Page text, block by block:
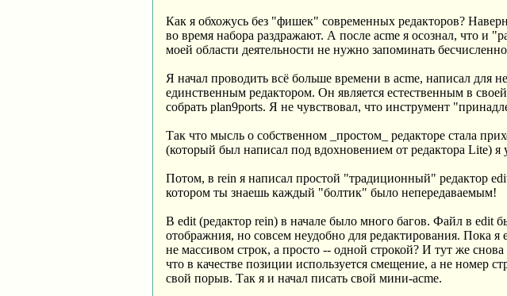
Как я обхожусь без "фишек" современных редакторов?
во время набора раздражают. А после acme я осознал, что и
моей области деятельности не нужно запоминать
Я начал проводить всё больше времени в acme, написал для
единственным редактором. Он является естественным в
собрать plan9ports. Я не чувствовал, что инструмент
Так что мысль о собственном _простом_ редакторе стала
(который был написал под вдохновением от редактора Lite) я
Потом, в rein я написал простой "традиционный" редактор
котором ты знаешь каждый "болтик" было непередаваемым!
В edit (редактор rein) в начале было много багов. Файл в edit
отображния, но совсем неудобно для редактирования. Пока
не массивом строк, а просто -- одной строкой? И тут же
что в качестве позиции используется смещение, а не номер
свой порыв. Так я и начал писать свой мини-acme.